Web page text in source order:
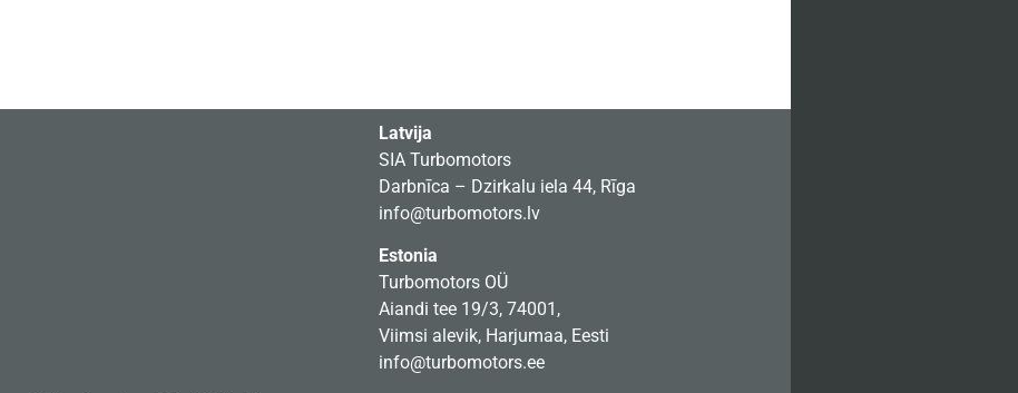
Latvija
SIA Turbomotors
Darbnīca – Dzirkalu iela 44, Rīga
info@turbomotors.lv
Estonia
Turbomotors OÜ
Aiandi tee 19/3, 74001,
Viimsi alevik, Harjumaa, Eesti
info@turbomotors.ee